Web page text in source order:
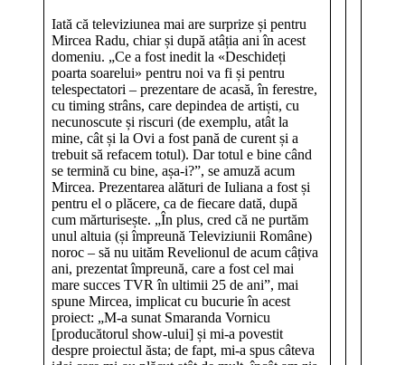
Iată că televiziunea mai are surprize și pentru
Mircea Radu, chiar și după atâția ani în acest
domeniu. „Ce a fost inedit la «Deschideți
poarta soarelui» pentru noi va fi și pentru
telespectatori – prezentare de acasă, în ferestre,
cu timing strâns, care depindea de artiști, cu
necunoscute și riscuri (de exemplu, atât la
mine, cât și la Ovi a fost pană de curent și a
trebuit să refacem totul). Dar totul e bine când
se termină cu bine, așa-i?”, se amuză acum
Mircea. Prezentarea alături de Iuliana a fost și
pentru el o plăcere, ca de fiecare dată, după
cum mărturisește. „În plus, cred că ne purtăm
unul altuia (și împreună Televiziunii Române)
noroc – să nu uităm Revelionul de acum câțiva
ani, prezentat împreună, care a fost cel mai
mare succes TVR în ultimii 25 de ani”, mai
spune Mircea, implicat cu bucurie în acest
proiect: „M-a sunat Smaranda Vornicu
[producătorul show-ului] și mi-a povestit
despre proiectul ăsta; de fapt, mi-a spus câteva